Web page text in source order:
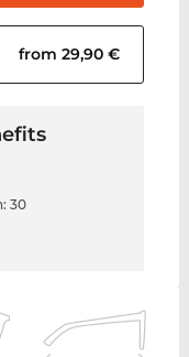
from 29,90 €
30